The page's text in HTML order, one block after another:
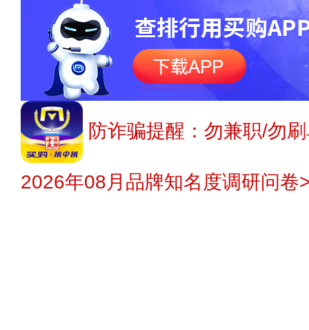
防诈骗提醒：勿兼职/勿
2026年08月品牌知名度调研问卷